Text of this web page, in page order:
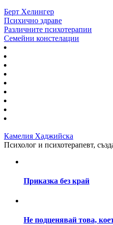
Берт Хелингер
Психично здраве
Различните психотерапии
Семейни констелации
Камелия Хаджийска
Психолог и психотерапевт,
Приказка без край
Не подценявай това,